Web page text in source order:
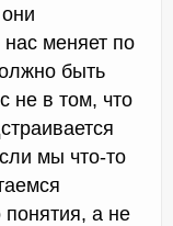
меняет по
быть
не в том, что
мы что-то
понятия, а не